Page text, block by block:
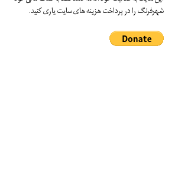
شهرفرنگ را در پرداخت هزینه های سایت یاری کنید.